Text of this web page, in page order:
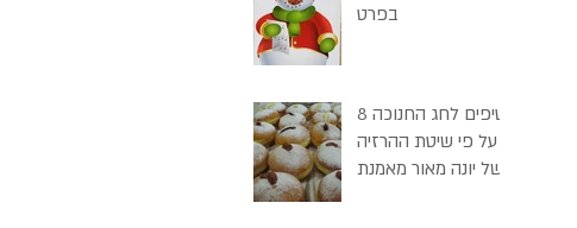
בפרט
8 טיפים לחג החנוכה
- על פי שיטת ההרזיה
של יונה מאור מאמנת